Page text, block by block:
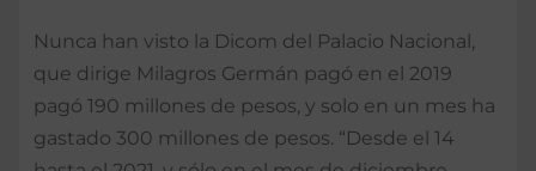
Nunca han visto la Dicom del Palacio Nacional,
que dirige Milagros Germán pagó en el 2019
pagó 190 millones de pesos, y solo en un mes ha
gastado 300 millones de pesos. “Desde el 14